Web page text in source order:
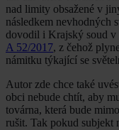
nad limity obsažené v
následkem nevhodných
dovodil i Krajský soud v
A 52/2017, z čehož
námitku týkající se
Autor zde chce také
obci nebude chtít, aby
továrna, která bude
rušit. Tak pokud subjekt